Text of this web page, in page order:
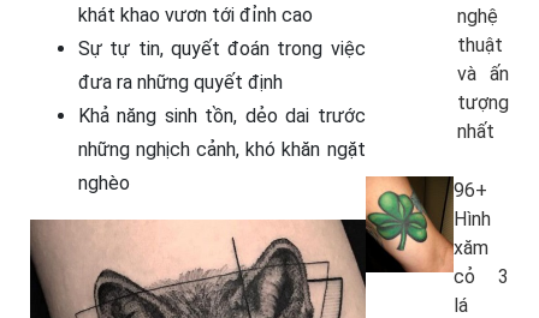
khát khao vươn tới đỉnh cao
Sự tự tin, quyết đoán trong việc
đưa ra những quyết định
Khả năng sinh tồn, dẻo dai trước
những nghịch cảnh, khó khăn ngặt
nghèo
nghệ
thuật
và ấn
tượng
nhất
96+
Hình
xăm
cỏ 3
lá